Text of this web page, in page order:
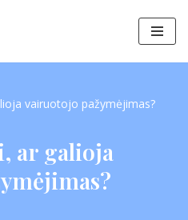
vairuotojo pažymėjimas?
ar galioja